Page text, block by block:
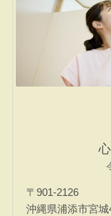
〒901-2126
沖縄県浦添市宮